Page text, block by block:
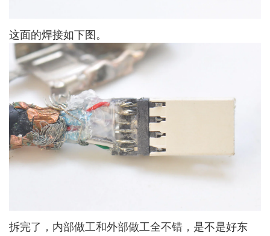
这面的焊接如下图。
拆完了，内部做工和外部做工全不错，是不是好东